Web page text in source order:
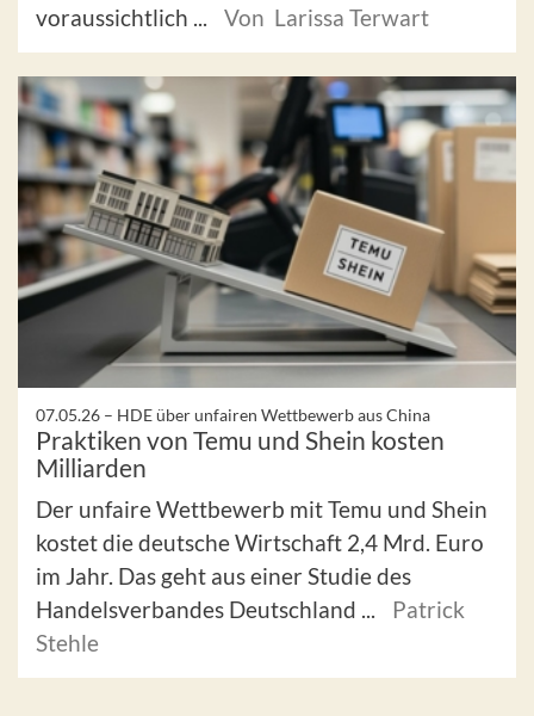
voraussichtlich ...
Von Larissa Terwart
07.05.26 – HDE über unfairen Wettbewerb aus China
Praktiken von Temu und Shein kosten
Milliarden
Der unfaire Wettbewerb mit Temu und Shein
kostet die deutsche Wirtschaft 2,4 Mrd. Euro
im Jahr. Das geht aus einer Studie des
Handelsverbandes Deutschland ...
Patrick
Stehle